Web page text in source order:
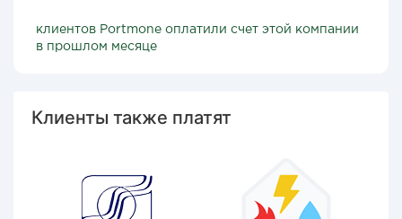
клиентов Portmone оплатили счет этой компании
в прошлом месяце
Клиенты также платят